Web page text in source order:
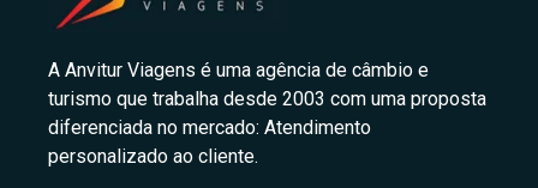
A Anvitur Viagens é uma agência de câmbio e
turismo que trabalha desde 2003 com uma proposta
diferenciada no mercado: Atendimento
personalizado ao cliente.